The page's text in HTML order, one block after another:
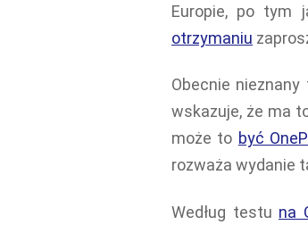
Europie, po tym
otrzymaniu
Obecnie
wskazuje, że ma
może to być
rozważa wydanie
Według testu na